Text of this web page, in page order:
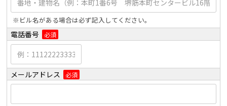
※ビル名がある場合は必ず記入してください。
電話番号 必須
メールアドレス 必須